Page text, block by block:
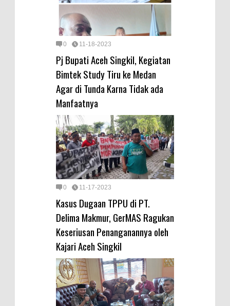
0 11-18-2023
Pj Bupati Aceh Singkil, Kegiatan
Bimtek Study Tiru ke Medan
Agar di Tunda Karna Tidak ada
Manfaatnya
0 11-17-2023
Kasus Dugaan TPPU di PT.
Delima Makmur, GerMAS Ragukan
Keseriusan Penanganannya oleh
Kajari Aceh Singkil